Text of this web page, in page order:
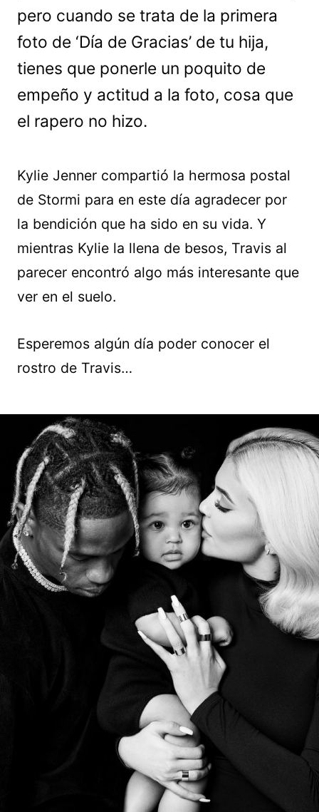
pero cuando se trata de la primera
foto de ‘Día de Gracias’ de tu hija,
tienes que ponerle un poquito de
empeño y actitud a la foto, cosa que
el rapero no hizo.
Kylie Jenner compartió la hermosa postal
de Stormi para en este día agradecer por
la bendición que ha sido en su vida. Y
mientras Kylie la llena de besos, Travis al
parecer encontró algo más interesante que
ver en el suelo.
Esperemos algún día poder conocer el
rostro de Travis…